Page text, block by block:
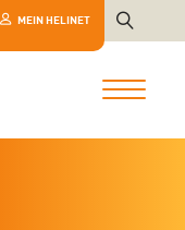
MEIN HELINET